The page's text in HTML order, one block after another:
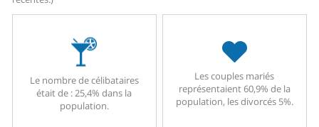
Le nombre de célibataires
était de : 25,4% dans la
population.
Les couples mariés
représentaient 60,9% de la
population, les divorcés 5%.